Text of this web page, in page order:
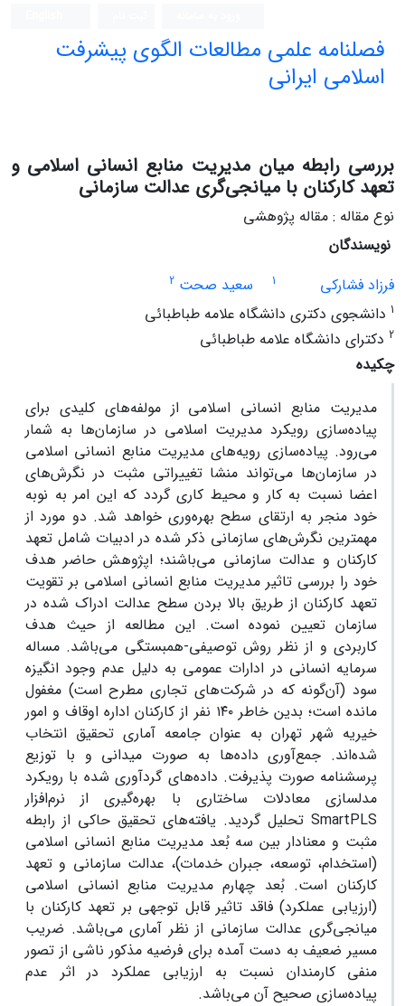
فصلنامه علمی مطالعات الگوی پیشرفت
اسلامی ایرانی
بررسی رابطه میان مدیریت منابع انسانی اسلامی و
تعهد کارکنان با میانجی‌گری عدالت سازمانی
نوع مقاله : مقاله پژوهشی
نویسندگان
فرزاد فشارکی
1 سعید صحت 2
1 دانشجوی دکتری دانشگاه علامه طباطبائی
2 دکترای دانشگاه علامه طباطبائی
چکیده
مدیریت منابع انسانی اسلامی از مولفه‌های کلیدی برای
پیاده‌سازی رویکرد مدیریت اسلامی در سازمان‌ها به شمار
می‌رود. پیاده‌سازی رویه‌های مدیریت منابع انسانی اسلامی
در سازمان‌ها می‌تواند منشا تغییراتی مثبت در نگرش‌های
اعضا نسبت به کار و محیط کاری گردد که این امر به نوبه
خود منجر به ارتقای سطح بهره‌وری خواهد شد. دو مورد از
مهمترین نگرش‌های سازمانی ذکر شده در ادبیات شامل تعهد
کارکنان و عدالت سازمانی می‌باشند؛ اپژوهش حاضر هدف
خود را بررسی تاثیر مدیریت منابع انسانی اسلامی بر تقویت
تعهد کارکنان از طریق بالا بردن سطح عدالت ادراک شده در
سازمان تعیین نموده است. این مطالعه از حیث هدف
کاربردی و از نظر روش توصیفی-همبستگی می‌باشد. مساله
سرمایه انسانی در ادارات عمومی به دلیل عدم وجود انگیزه
سود (آن‌گونه که در شرکت‌های تجاری مطرح است) مغفول
مانده است؛ بدین خاطر ۱۴۰ نفر از کارکنان اداره اوقاف و امور
خیریه شهر تهران به عنوان جامعه آماری تحقیق انتخاب
شده‌اند. جمع‌آوری داده‌ها به صورت میدانی و با توزیع
پرسشنامه صورت پذیرفت. داده‌های گردآوری شده با رویکرد
مدلسازی معادلات ساختاری با بهره‌گیری از نرم‌افزار
SmartPLS تحلیل گردید. یافته‌های تحقیق حاکی از رابطه
مثبت و معنادار بین سه بُعد مدیریت منابع انسانی اسلامی
(استخدام، توسعه، جبران خدمات)، عدالت سازمانی و تعهد
کارکنان است. بُعد چهارم مدیریت منابع انسانی اسلامی
(ارزیابی عملکرد) فاقد تاثیر قابل توجهی بر تعهد کارکنان با
میانجی‌گری عدالت سازمانی از نظر آماری می‌باشد. ضریب
مسیر ضعیف به دست آمده برای فرضیه مذکور ناشی از تصور
منفی کارمندان نسبت به ارزیابی عملکرد در اثر عدم
پیاده‌سازی صحیح آن می‌باشد.